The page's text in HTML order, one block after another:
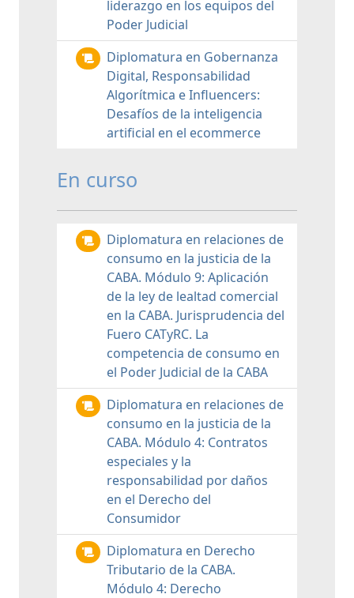
liderazgo en los equipos del
Poder Judicial
Diplomatura en Gobernanza
Digital, Responsabilidad
Algorítmica e Influencers:
Desafíos de la inteligencia
artificial en el ecommerce
En curso
Diplomatura en relaciones de
consumo en la justicia de la
CABA. Módulo 9: Aplicación
de la ley de lealtad comercial
en la CABA. Jurisprudencia del
Fuero CATyRC. La
competencia de consumo en
el Poder Judicial de la CABA
Diplomatura en relaciones de
consumo en la justicia de la
CABA. Módulo 4: Contratos
especiales y la
responsabilidad por daños
en el Derecho del
Consumidor
Diplomatura en Derecho
Tributario de la CABA.
Módulo 4: Derecho